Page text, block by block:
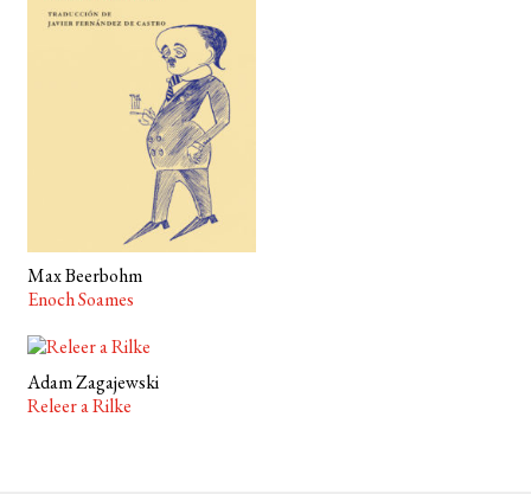
Max Beerbohm
Enoch Soames
Adam Zagajewski
Releer a Rilke